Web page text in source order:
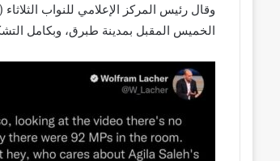
الخميس المقبل بمدينة طبرق، وبكامل